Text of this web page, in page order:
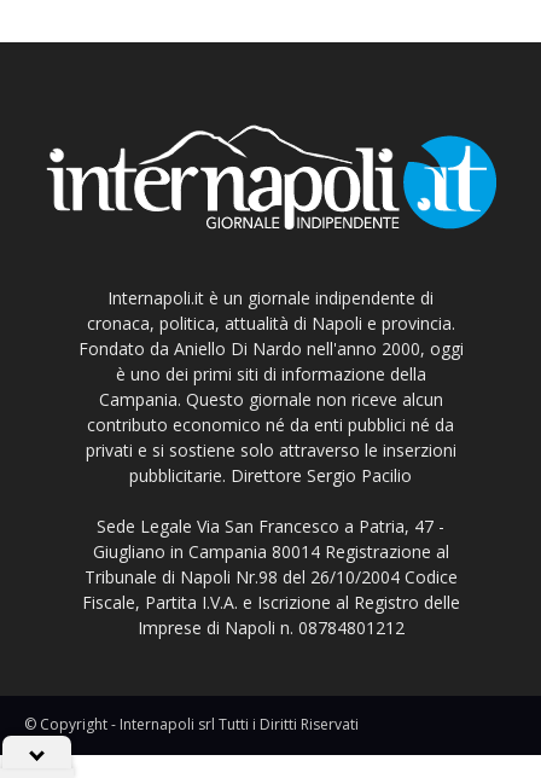
Internapoli.it è un giornale indipendente di
cronaca, politica, attualità di Napoli e provincia.
Fondato da Aniello Di Nardo nell'anno 2000, oggi
è uno dei primi siti di informazione della
Campania. Questo giornale non riceve alcun
contributo economico né da enti pubblici né da
privati e si sostiene solo attraverso le inserzioni
pubblicitarie. Direttore Sergio Pacilio
Sede Legale Via San Francesco a Patria, 47 -
Giugliano in Campania 80014 Registrazione al
Tribunale di Napoli Nr.98 del 26/10/2004 Codice
Fiscale, Partita I.V.A. e Iscrizione al Registro delle
Imprese di Napoli n. 08784801212
© Copyright - Internapoli srl Tutti i Diritti Riservati